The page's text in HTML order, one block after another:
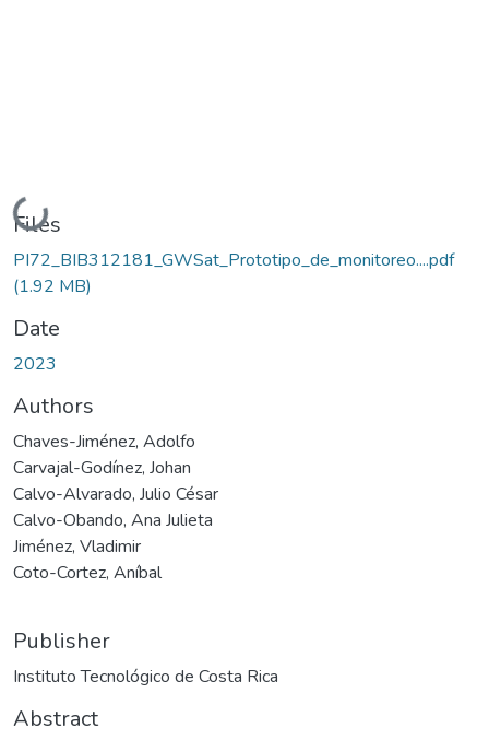
Loading...
Files
PI72_BIB312181_GWSat_Prototipo_de_monitoreo....pdf
(1.92 MB)
Date
2023
Authors
Chaves-Jiménez, Adolfo
Carvajal-Godínez, Johan
Calvo-Alvarado, Julio César
Calvo-Obando, Ana Julieta
Jiménez, Vladimir
Coto-Cortez, Aníbal
Publisher
Instituto Tecnológico de Costa Rica
Abstract